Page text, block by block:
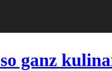
ganz